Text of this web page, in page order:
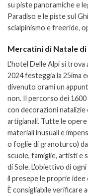
su piste panoramiche e
Paradiso e le piste sul
scialpinismo e freeride,
Mercatini di Natale di
L'hotel Delle Alpi si trova
2024 festeggia la 25ima
divenuto orami un
non. Il percorso dei
con decorazioni natalizie
artigianali. Tutte le opere
materiali inusuali e
o foglie di granoturco)
scuole, famiglie, artisti e
di Sole. L'obiettivo di
il presepe le proprie idee
È consigliabile verificare